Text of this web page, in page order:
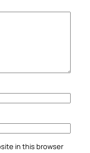
in this browser